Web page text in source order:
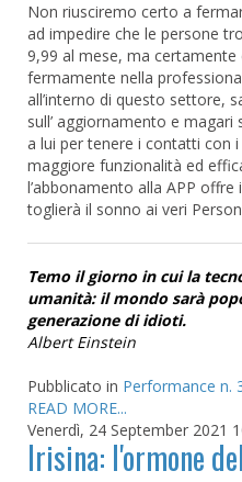
Non riusciremo certo a
ad impedire che le persone
9,99 al mese, ma certamente
fermamente nella
all’interno di questo settore,
sull’ aggiornamento e
a lui per tenere i contatti con
maggiore funzionalità ed
l’abbonamento alla APP
toglierà il sonno ai veri
Temo il giorno in cui la
umanità: il mondo sarà
generazione di idioti.
Albert Einstein
Pubblicato in Performance n.
READ MORE...
Venerdì, 24 September 2021
Irisina: l'ormone